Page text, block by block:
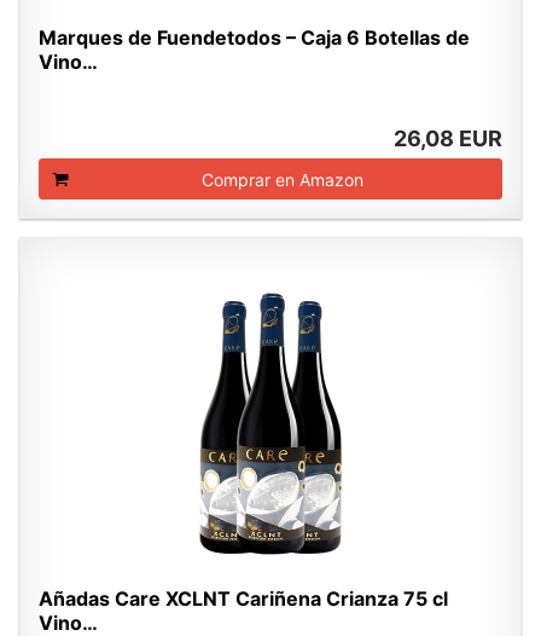
Marques de Fuendetodos – Caja 6 Botellas de
Vino…
26,08 EUR
Comprar en Amazon
Añadas Care XCLNT Cariñena Crianza 75 cl
Vino…